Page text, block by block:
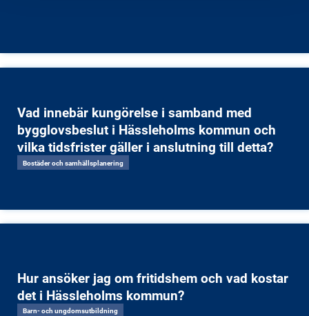
Vad innebär kungörelse i samband med
bygglovsbeslut i Hässleholms kommun och
vilka tidsfrister gäller i anslutning till detta?
Bostäder och samhällsplanering
Hur ansöker jag om fritidshem och vad kostar
det i Hässleholms kommun?
Barn- och ungdomsutbildning